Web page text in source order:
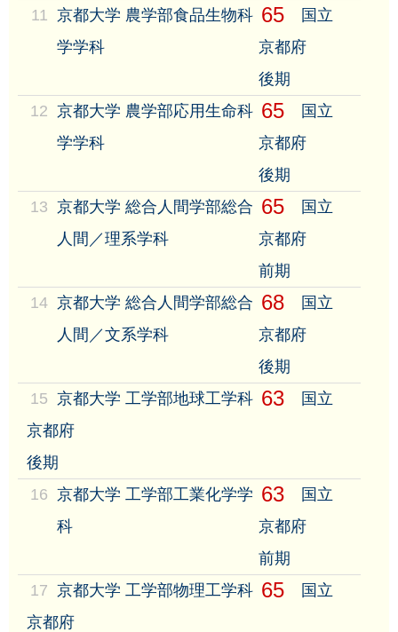
11
京都大学 農学部食品生物科
学学科
65
国立
京都府
後期
12 京都大学 農学部応用生命科
学学科
65
国立
京都府
後期
13 京都大学 総合人間学部総合
人間／理系学科
65
国立
京都府
前期
14 京都大学 総合人間学部総合
人間／文系学科
68
国立
京都府
後期
15 京都大学 工学部地球工学科 63
国立
京都府
後期
16 京都大学 工学部工業化学学
科
63
国立
京都府
前期
17 京都大学 工学部物理工学科 65
国立
京都府